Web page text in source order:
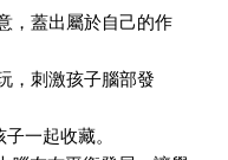
，蓋出屬於自己的作
，刺激孩子腦部發
一起收藏。